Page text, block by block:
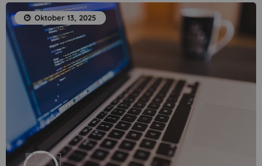
Oktober 13, 2025